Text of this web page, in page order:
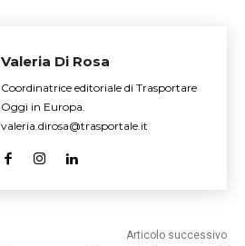
Valeria Di Rosa
Coordinatrice editoriale di Trasportare
Oggi in Europa.
valeria.dirosa@trasportale.it
Articolo successivo